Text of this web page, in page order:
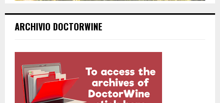
ARCHIVIO DOCTORWINE